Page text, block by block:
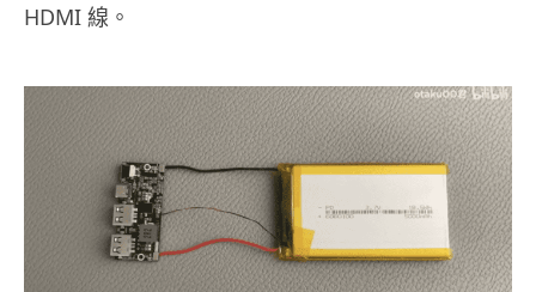
HDMI 線。